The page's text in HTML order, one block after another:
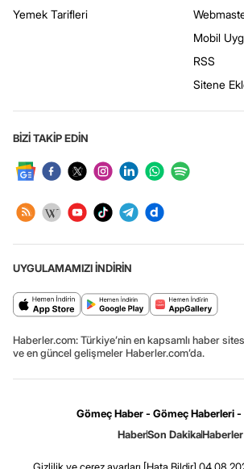
Yemek Tarifleri
Mobil
RSS
Sitene
BİZİ TAKİP EDİN
UYGULAMAMIZI İNDİRİN
Haberler.com: Türkiye’nin en kapsamlı haber
ve en güncel gelişmeler Haberler.com’da.
Gömeç Haber - Gömeç Haberleri -
HaberSon DakikaHaberler